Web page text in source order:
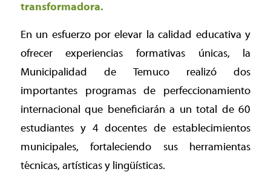
transformadora.
En un esfuerzo por elevar la calidad educativa y
ofrecer experiencias formativas únicas, la
Municipalidad de Temuco realizó dos
importantes programas de perfeccionamiento
internacional que beneficiarán a un total de 60
estudiantes y 4 docentes de establecimientos
municipales, fortaleciendo sus herramientas
técnicas, artísticas y lingüísticas.